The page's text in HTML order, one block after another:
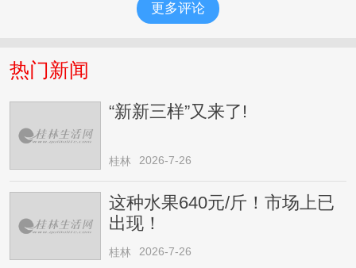
更多评论
热门新闻
“新新三样”又来了!
桂林 2026-7-26
这种水果640元/斤！市场上已
出现！
桂林 2026-7-26